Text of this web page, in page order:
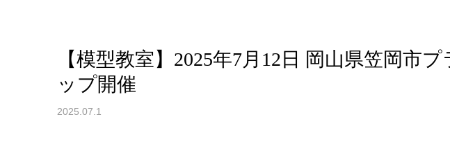
【模型教室】2025年7月12日 岡山県笠岡市
ップ開催
2025.07.1